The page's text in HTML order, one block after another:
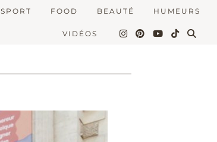
SPORT FOOD BEAUTÉ HUMEURS
VIDÉOS